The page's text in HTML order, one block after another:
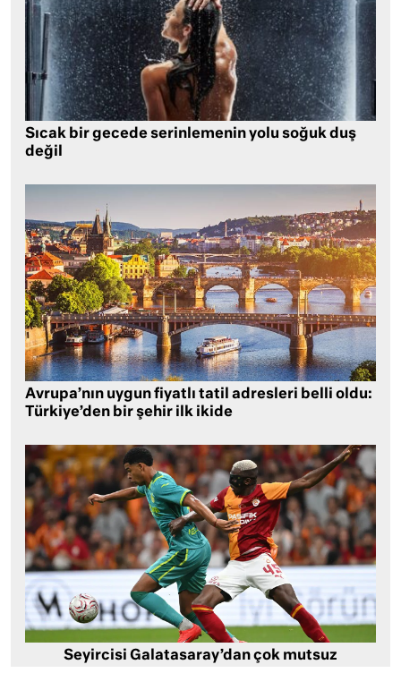
Sıcak bir gecede serinlemenin yolu soğuk duş
değil
Avrupa’nın uygun fiyatlı tatil adresleri belli oldu:
Türkiye’den bir şehir ilk ikide
Seyircisi Galatasaray’dan çok mutsuz